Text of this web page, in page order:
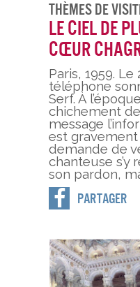
Thèmes De
Le ciel de
cœur
Paris, 1959.
téléphone
Serf. À
chichement
message
est
demande de
chanteuse s’y
son pardon,
Partager